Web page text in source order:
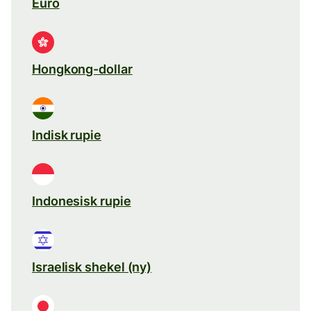
Euro
Hongkong-dollar
Indisk rupie
Indonesisk rupie
Israelisk shekel (ny)